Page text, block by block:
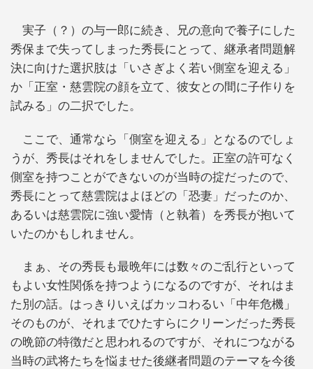
実子（？）の与一郎に続き、兄の意向で養子にした
秀保まで失ってしまった秀長にとって、継承者問題解
決に向けた選択肢は「いさぎよく若い側室を迎える」
か「正室・慈雲院の顔を立て、彼女との間に子作りを
試みる」の二択でした。
ここで、通常なら「側室を迎える」となるのでしょ
うが、秀長はそれをしませんでした。正室の許可なく
側室を持つことができないのが当時の掟だったので、
秀長にとって慈雲院はよほどの「恐妻」だったのか、
あるいは慈雲院に強い愛情（と執着）を秀長が抱いて
いたのかもしれません。
まぁ、その秀長も最晩年には数々のご乱行といって
もよい女性関係を持つようになるのですが、それはま
た別の話。はっきりいえばカッコわるい「中年危機」
そのものが、それまでひたすらにクリーンだった秀長
の晩節の特徴だと思われるのですが、それにつながる
当時の武将たちを悩ませた後継者問題のテーマを今後